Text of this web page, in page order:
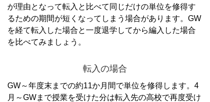
が理由となって転入と比べて同じだけの単位を修得す
るための期間が短くなってしまう場合があります。 GW
を経て転入した場合と一度退学してから編入した場合
を比べてみましょう。
転入の場合
GW～年度末までの約11か月間で単位を修得します。 4
月～GWまで授業を受けた分は転入先の高校で再度受け